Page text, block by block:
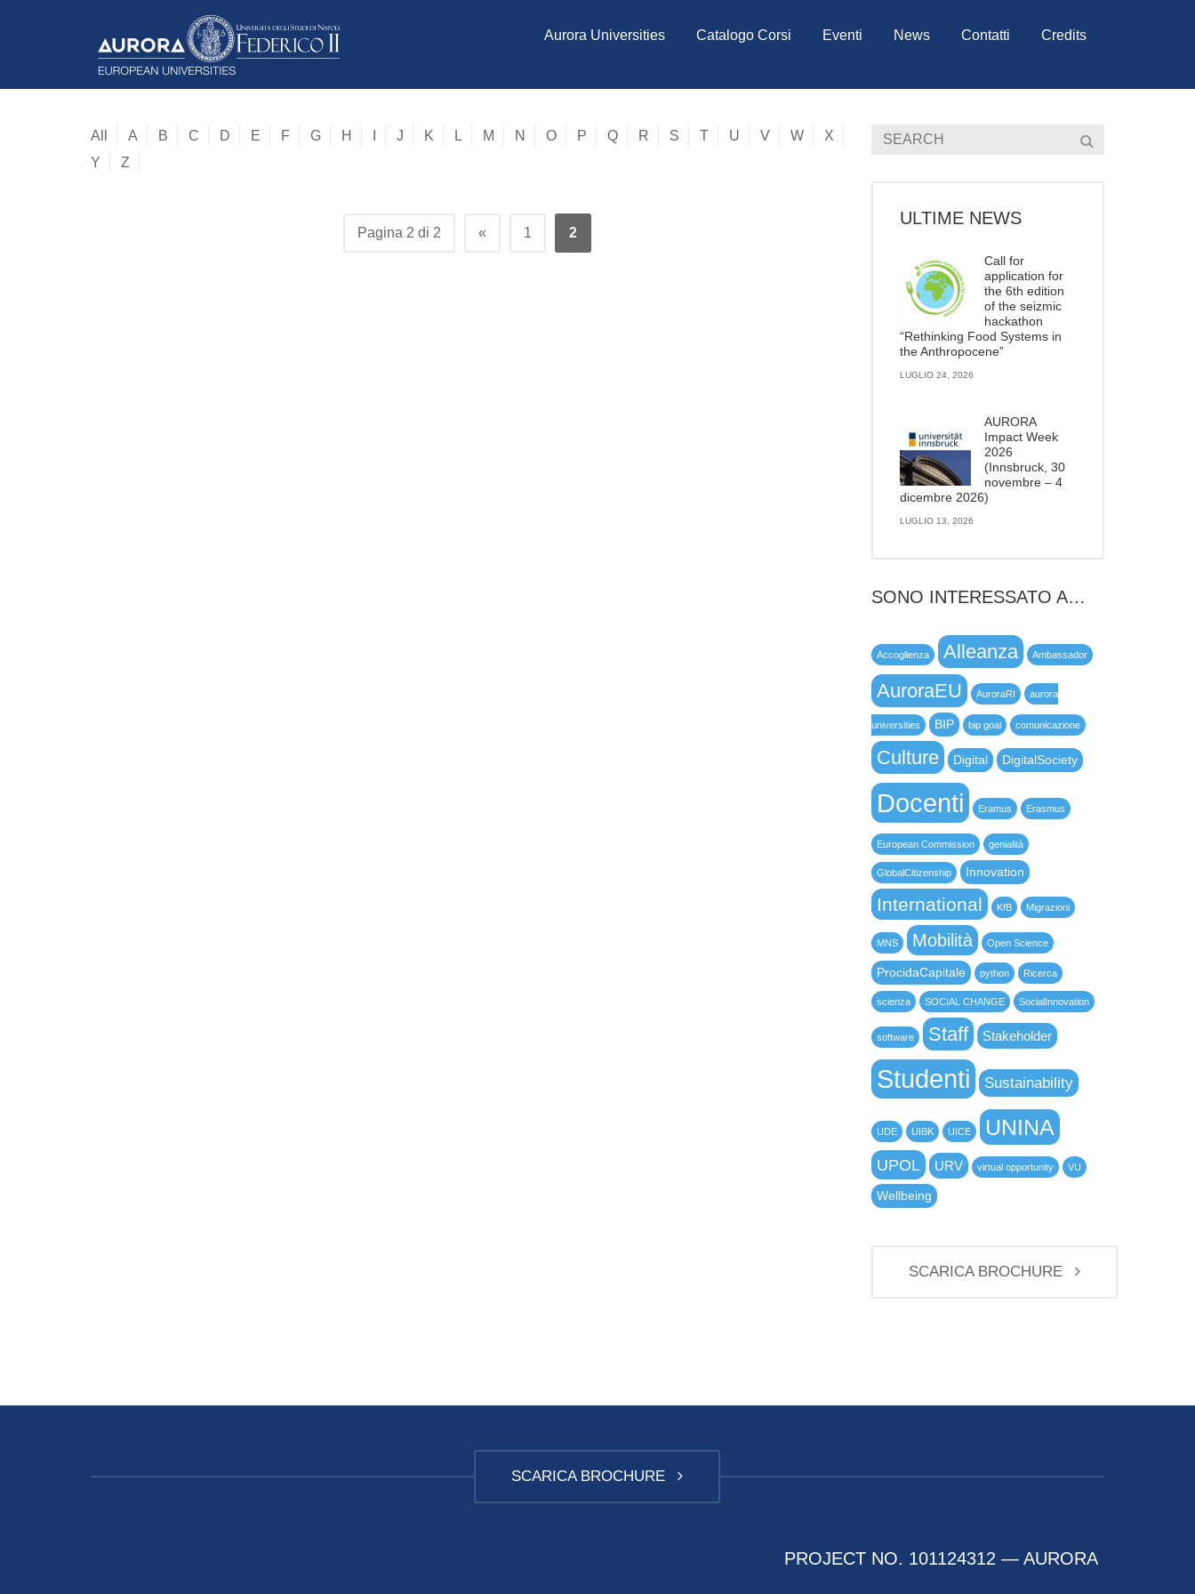
Aurora Universities Catalogo Corsi Eventi News Contatti Credits
All A B C D E F G H J K L M N O P Q R S T U V W
X
Y
Z
Pagina 2 di 2 « 1 2
ULTIME NEWS
Call for
application for
the 6th edition
of the seizmic
hackathon
“Rethinking Food Systems in
the Anthropocene”
LUGLIO 24, 2026
AURORA
Impact Week
2026
(Innsbruck, 30
novembre – 4
dicembre 2026)
LUGLIO 13, 2026
SONO INTERESSATO A…
Accoglienza Alleanza Ambassador
AuroraEU AuroraRI aurora
universities BIP bip goal comunicazione
Culture Digital DigitalSociety
Docenti Eramus Erasmus
European Commission genialità
GlobalCitizenship Innovation
International KfB Migrazioni
MNS Mobilità Open Science
ProcidaCapitale python Ricerca
scienza SOCIAL CHANGE SocialInnovation
software Staff Stakeholder
Studenti Sustainability
UDE UIBK UICE UNINA
UPOL URV virtual opportunity VU
Wellbeing
SCARICA BROCHURE
SCARICA BROCHURE
PROJECT NO. 101124312 — AURORA